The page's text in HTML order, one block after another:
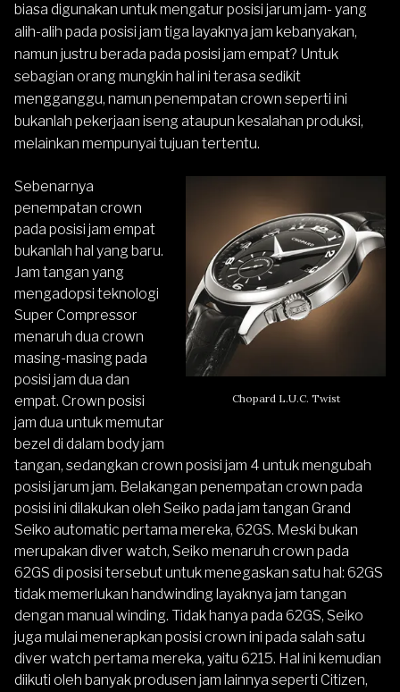
biasa digunakan untuk mengatur posisi jarum jam- yang
alih-alih pada posisi jam tiga layaknya jam kebanyakan,
namun justru berada pada posisi jam empat? Untuk
sebagian orang mungkin hal ini terasa sedikit
mengganggu, namun penempatan crown seperti ini
bukanlah pekerjaan iseng ataupun kesalahan produksi,
melainkan mempunyai tujuan tertentu.
Chopard L.U.C. Twist
Sebenarnya
penempatan crown
pada posisi jam empat
bukanlah hal yang baru.
Jam tangan yang
mengadopsi teknologi
Super Compressor
menaruh dua crown
masing-masing pada
posisi jam dua dan
empat. Crown posisi
jam dua untuk memutar
bezel di dalam body jam
tangan, sedangkan crown posisi jam 4 untuk mengubah
posisi jarum jam. Belakangan penempatan crown pada
posisi ini dilakukan oleh Seiko pada jam tangan Grand
Seiko automatic pertama mereka, 62GS. Meski bukan
merupakan diver watch, Seiko menaruh crown pada
62GS di posisi tersebut untuk menegaskan satu hal: 62GS
tidak memerlukan handwinding layaknya jam tangan
dengan manual winding. Tidak hanya pada 62GS, Seiko
juga mulai menerapkan posisi crown ini pada salah satu
diver watch pertama mereka, yaitu 6215. Hal ini kemudian
diikuti oleh banyak produsen jam lainnya seperti Citizen,